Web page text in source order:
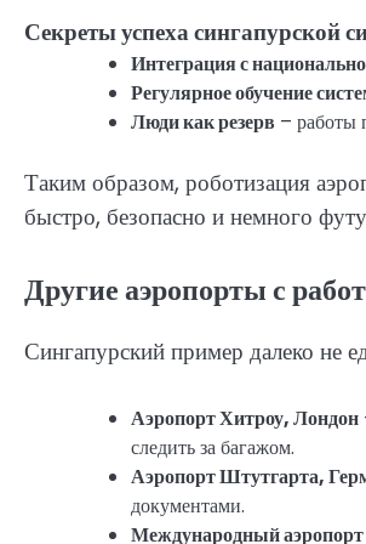
Секреты успеха сингапурской
Интеграция с
Регулярное обучение
Люди как резерв – работы
Таким образом, роботизация
быстро, безопасно и немного
Другие аэропорты с
Сингапурский пример далеко не
Аэропорт Хитроу, Лондон
следить за багажом.
Аэропорт Штутгарта,
документами.
Международный